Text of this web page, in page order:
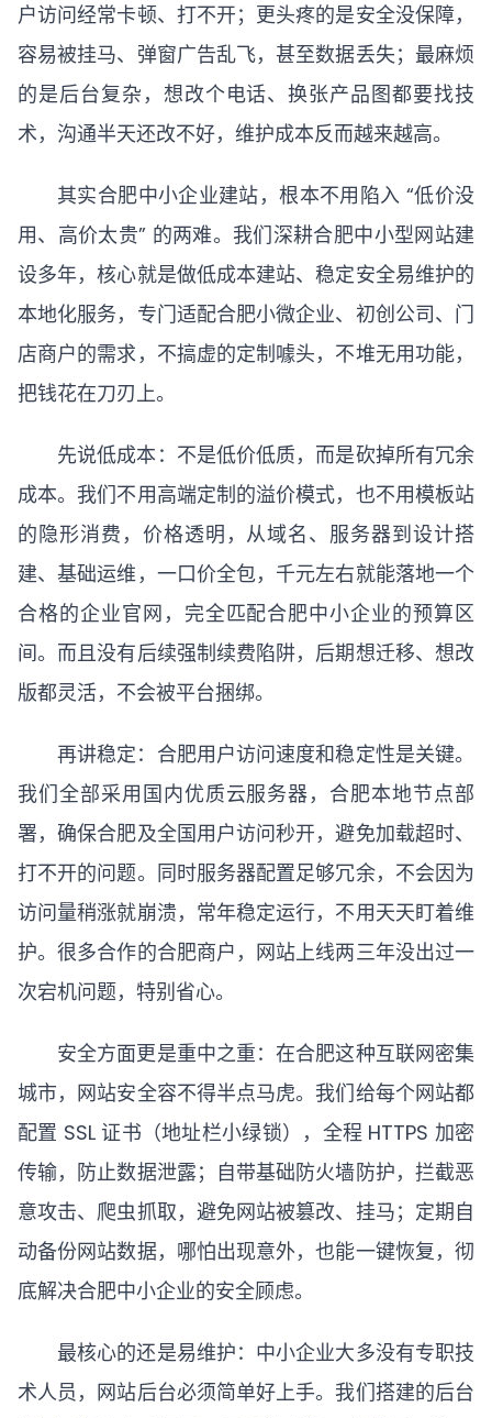
户访问经常卡顿、打不开；更头疼的是安全没保障，
容易被挂马、弹窗广告乱飞，甚至数据丢失；最麻烦
的是后台复杂，想改个电话、换张产品图都要找技
术，沟通半天还改不好，维护成本反而越来越高。
其实合肥中小企业建站，根本不用陷入 “低价没
用、高价太贵” 的两难。我们深耕合肥中小型网站建
设多年，核心就是做低成本建站、稳定安全易维护的
本地化服务，专门适配合肥小微企业、初创公司、门
店商户的需求，不搞虚的定制噱头，不堆无用功能，
把钱花在刀刃上。
先说低成本：不是低价低质，而是砍掉所有冗余
成本。我们不用高端定制的溢价模式，也不用模板站
的隐形消费，价格透明，从域名、服务器到设计搭
建、基础运维，一口价全包，千元左右就能落地一个
合格的企业官网，完全匹配合肥中小企业的预算区
间。而且没有后续强制续费陷阱，后期想迁移、想改
版都灵活，不会被平台捆绑。
再讲稳定：合肥用户访问速度和稳定性是关键。
我们全部采用国内优质云服务器，合肥本地节点部
署，确保合肥及全国用户访问秒开，避免加载超时、
打不开的问题。同时服务器配置足够冗余，不会因为
访问量稍涨就崩溃，常年稳定运行，不用天天盯着维
护。很多合作的合肥商户，网站上线两三年没出过一
次宕机问题，特别省心。
安全方面更是重中之重：在合肥这种互联网密集
城市，网站安全容不得半点马虎。我们给每个网站都
配置 SSL 证书（地址栏小绿锁），全程 HTTPS 加密
传输，防止数据泄露；自带基础防火墙防护，拦截恶
意攻击、爬虫抓取，避免网站被篡改、挂马；定期自
动备份网站数据，哪怕出现意外，也能一键恢复，彻
底解决合肥中小企业的安全顾虑。
最核心的还是易维护：中小企业大多没有专职技
术人员，网站后台必须简单好上手。我们搭建的后台